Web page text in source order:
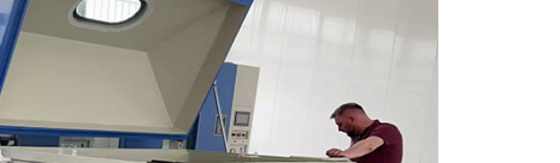
Thiết bị kiểm soát điều kiện môi trường nhiệt
độ và độ ẩm
Buồng thử nghiệm nhiệt độ và áp suất không
Buồng mô phỏng môi trường nhiệt độ